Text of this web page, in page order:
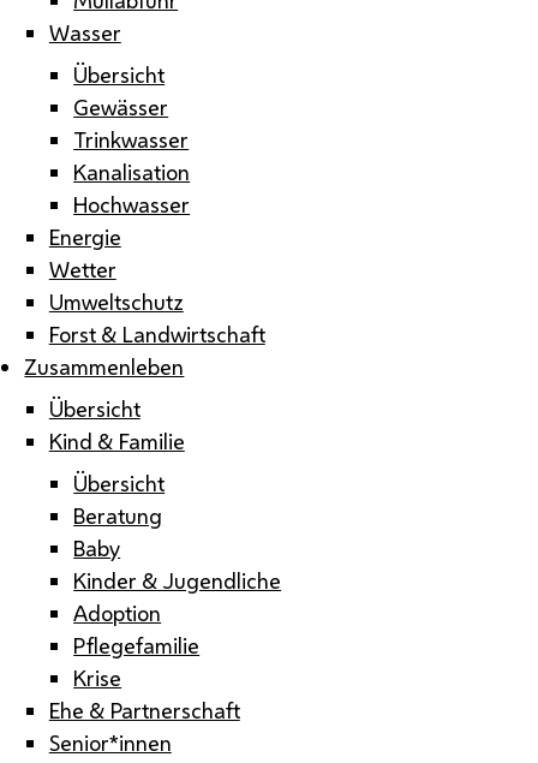
Wasser
Übersicht
Gewässer
Trinkwasser
Kanalisation
Hochwasser
Energie
Wetter
Umweltschutz
Forst & Landwirtschaft
Zusammenleben
Übersicht
Kind & Familie
Übersicht
Beratung
Baby
Kinder & Jugendliche
Adoption
Pflegefamilie
Krise
Ehe & Partnerschaft
Senior*innen